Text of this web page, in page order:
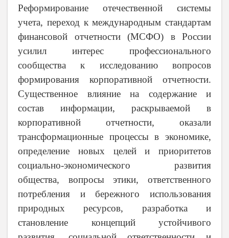
Реформирование отечественной системы
учета, переход к международным стандартам
финансовой отчетности (МСФО) в России
усилил интерес профессионального
сообщества к исследованию вопросов
формирования корпоративной отчетности.
Существенное влияние на содержание и
состав информации, раскрываемой в
корпоративной отчетности, оказали
трансформационные процессы в экономике,
определение новых целей и приоритетов
социально-экономического развития
общества, вопросы этики, ответственного
потребления и бережного использования
природных ресурсов, разработка и
становление концепций устойчивого